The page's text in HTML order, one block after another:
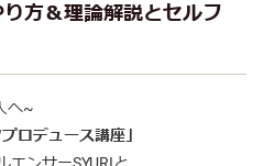
り方＆理論解説とセルフ
へ~
ロデュース講座」